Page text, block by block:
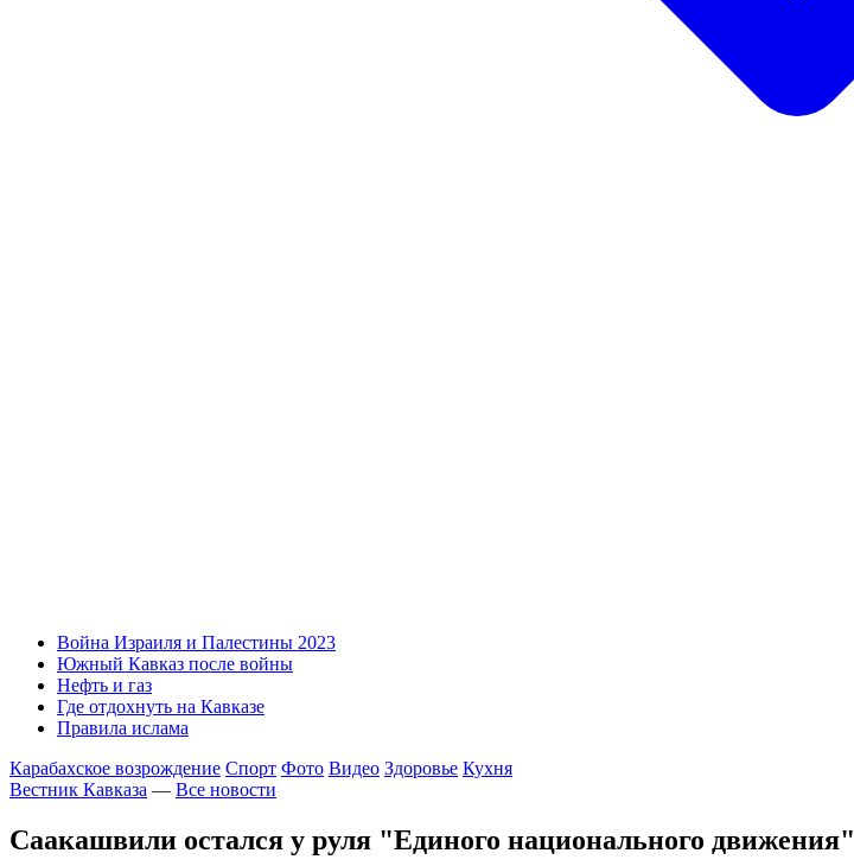
Война Израиля и Палестины 2023
Южный Кавказ после войны
Нефть и газ
Где отдохнуть на Кавказе
Правила ислама
Карабахское возрождение Спорт Фото Видео Здоровье Кухня
Вестник Кавказа — Все новости
Саакашвили остался у руля "Единого национального движения"